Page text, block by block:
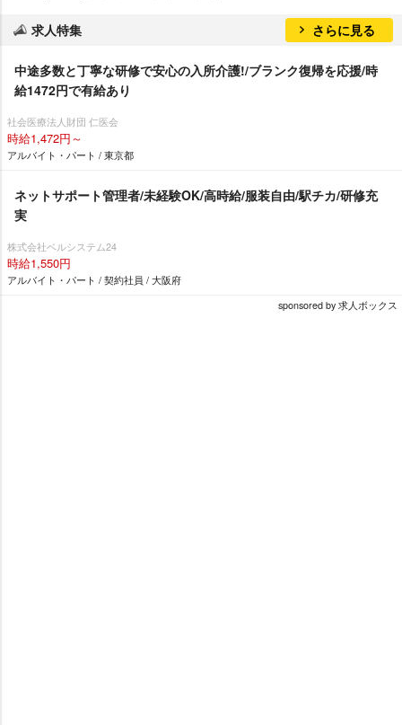
求人特集 さらに見る
中途多数と丁寧な研修で安心の入所介護!/ブランク復帰を応援/時
給1472円で有給あり
社会医療法人財団 仁医会
時給1,472円～
アルバイト・パート / 東京都
ネットサポート管理者/未経験OK/高時給/服装自由/駅チカ/研修充
実
株式会社ベルシステム24
時給1,550円
アルバイト・パート / 契約社員 / 大阪府
sponsored by 求人ボックス